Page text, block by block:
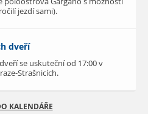
jezdí sami).
dveří
se uskuteční od 17:00 v
Strašnicích.
KALENDÁŘE